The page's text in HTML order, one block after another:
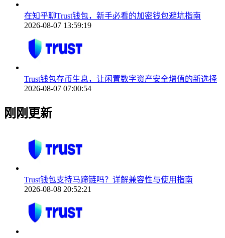
在知乎聊Trust钱包，新手必看的加密钱包避坑指南
2026-08-07 13:59:19
Trust钱包存币生息，让闲置数字资产安全增值的新选择
2026-08-07 07:00:54
刚刚更新
Trust钱包支持马蹄链吗？详解兼容性与使用指南
2026-08-08 20:52:21